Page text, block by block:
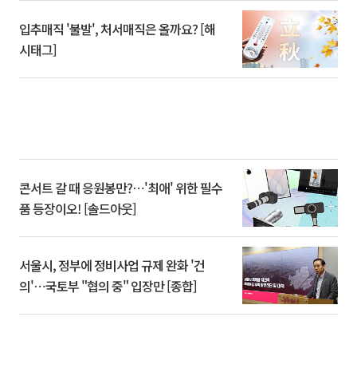
입추매직 '불발', 처서매직은 올까요? [해
시태그]
콘서트 갈 때 응원봉만?⋯'최애' 위한 필수
품 등장이오! [솔드아웃]
서울시, 정부에 정비사업 규제 완화 '건
의'⋯국토부 "협의 중" 입장만 [종합]